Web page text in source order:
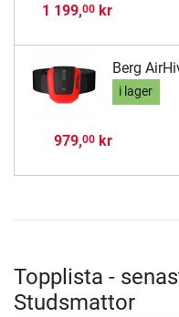
1 199,00kr
Berg
i lager
979,00kr
Topplista -
Studsmattor